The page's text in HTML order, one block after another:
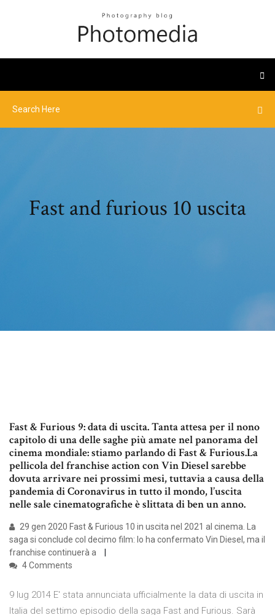
Fast and furious 10 uscita
Fast & Furious 9: data di uscita. Tanta attesa per il nono
capitolo di una delle saghe più amate nel panorama del
cinema mondiale: stiamo parlando di Fast & Furious.La
pellicola del franchise action con Vin Diesel sarebbe
dovuta arrivare nei prossimi mesi, tuttavia a causa della
pandemia di Coronavirus in tutto il mondo, l’uscita
nelle sale cinematografiche è slittata di ben un anno.
29 gen 2020 Fast & Furious 10 in uscita nel 2021 al cinema. La
saga si conclude col decimo film: lo ha confermato Vin Diesel, ma il
franchise continuerà a
4 Comments
9 lug 2014 E' stata annunciata ufficialmente la data di uscita in
Italia del settimo episodio della saga Fast and Furious. Sarà